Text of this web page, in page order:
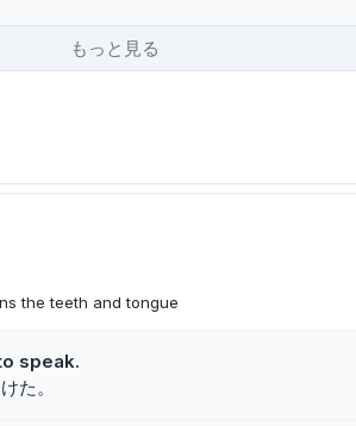
もっと見る
the teeth and tongue
speak.
た。